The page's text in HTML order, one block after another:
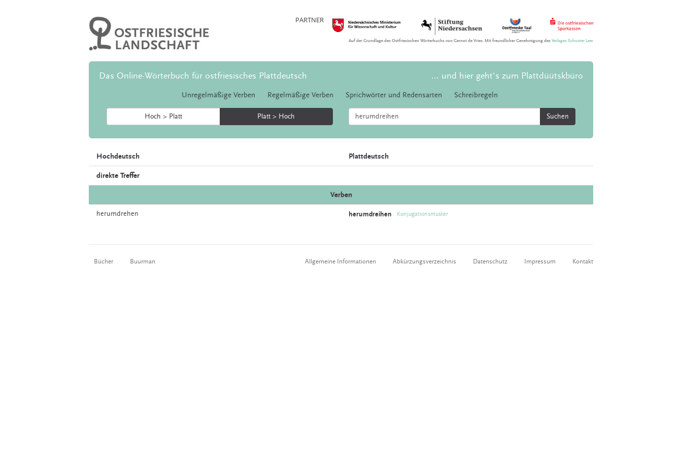
PARTNER
Auf der Grundlage des Ostfriesischen Wörterbuchs von Gernot de Vries. Mit freundlicher Genehmigung desVerlages Schuster Leer
Das Online-Wörterbuch für ostfriesisches Plattdeutsch ... und hier geht's zum Plattdüütskbüro
Unregelmäßige Verben Regelmäßige Verben Sprichwörter und Redensarten Schreibregeln
Hoch > Platt Platt > Hoch Suchen
Hochdeutsch Plattdeutsch
direkte Treffer
Verben
herumdrehen herumdreihen Konjugationsmuster
Bücher Buurman Allgemeine Informationen Abkürzungsverzeichnis Datenschutz Impressum Kontakt